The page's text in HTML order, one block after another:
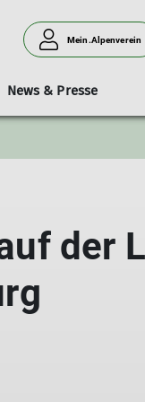
Mein.Alpenverein
News & Presse
Personen
& TourenFamilien
Verleih
der